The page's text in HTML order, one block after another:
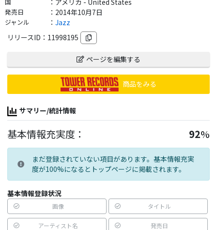
発売日 ： 2014年10月7日
ジャンル ： Jazz
リリースID： 11998195
ページを編集する
商品をみる
サマリー/統計情報
基本情報充実度： 92%
まだ登録されていない項目があります。基本情報充実
度が100%になるとトップページに掲載されます。
基本情報登録状況
画像 タイトル
アーティスト名 発売日